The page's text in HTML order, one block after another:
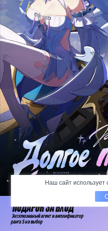
Наш сайт использует